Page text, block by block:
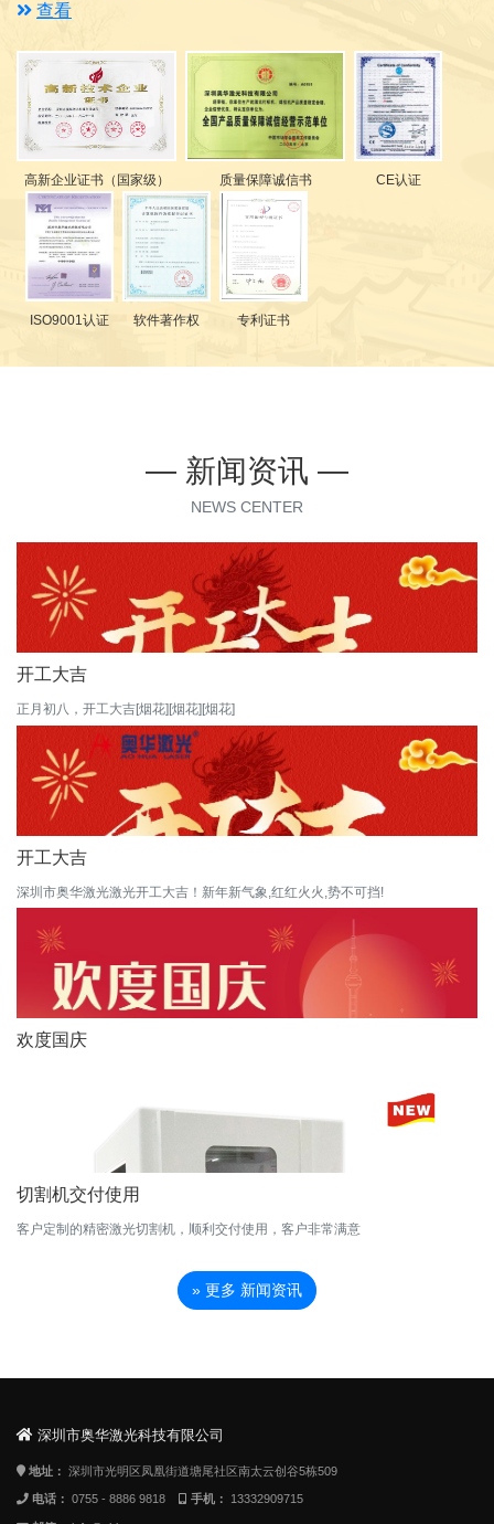
查看
高新企业证书（国家级） 质量保障诚信书 CE认证
ISO9001认证 软件著作权 专利证书
— 新闻资讯 —
NEWS CENTER
开工大吉
正月初八，开工大吉[烟花][烟花][烟花]
开工大吉
深圳市奥华激光激光开工大吉！新年新气象,红红火火,势不可挡!
欢度国庆
切割机交付使用
客户定制的精密激光切割机，顺利交付使用，客户非常满意
» 更多 新闻资讯
深圳市奥华激光科技有限公司
地址： 深圳市光明区凤凰街道塘尾社区南太云创谷5栋509
电话： 0755 - 8886 9818 手机： 13332909715